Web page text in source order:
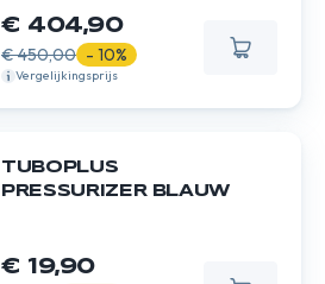
€ 404,90
€ 450,00 - 10%
Vergelijkingsprijs
TUBOPLUS
PRESSURIZER BLAUW
€ 19,90